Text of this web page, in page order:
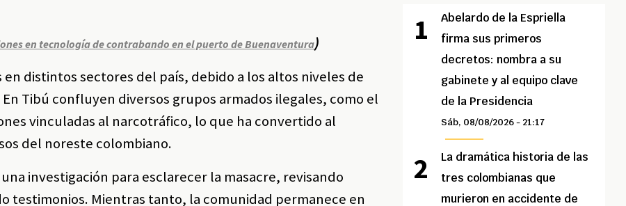
en tecnología de contrabando en el puerto de Buenaventura)
distintos sectores del país, debido a los altos niveles de
Tibú confluyen diversos grupos armados ilegales, como el
vinculadas al narcotráfico, lo que ha convertido al
del noreste colombiano.
investigación para esclarecer la masacre, revisando
testimonios. Mientras tanto, la comunidad permanece en
Abelardo de la Espriella
firma sus primeros
decretos: nombra a su
gabinete y al equipo clave
de la Presidencia
Sáb, 08/08/2026 - 21:17
La dramática historia de las
tres colombianas que
murieron en accidente de